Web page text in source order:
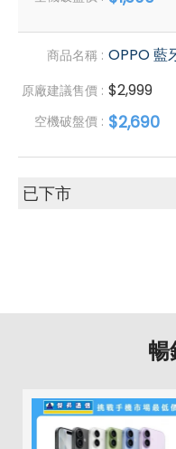
商品名稱 : OPPO 藍
原廠建議售價 : $2,999
空機破盤價 : $2,690
已下市
暢